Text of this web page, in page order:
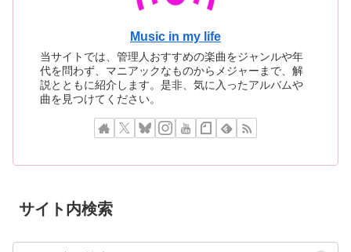
Music in my life
当サイトでは、管理人おすすめの楽曲をジャンルや年
代を問わず、マニアックなものからメジャーまで、解
説とともに紹介します。是非、気に入ったアルバムや
曲を見つけてください。
サイト内検索